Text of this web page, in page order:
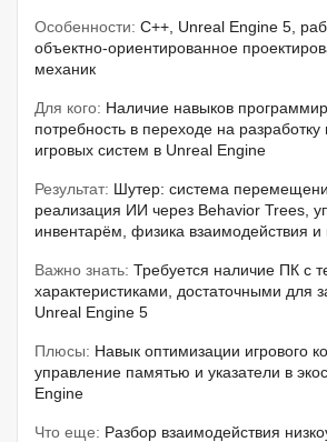
Особенности: C++, Unreal Engine 5,
объектно-ориентированное
механик
Для кого: Наличие навыков
потребность в переходе на
игровых систем в Unreal Engine
Результат: Шутер: система
реализация ИИ через Behavior Trees,
инвентарём, физика взаимодействия и
Важно знать: Требуется наличие ПК с
характеристиками, достаточными для
Unreal Engine 5
Плюсы: Навык оптимизации игрового
управление памятью и указатели в
Engine
Что еще: Разбор взаимодействия